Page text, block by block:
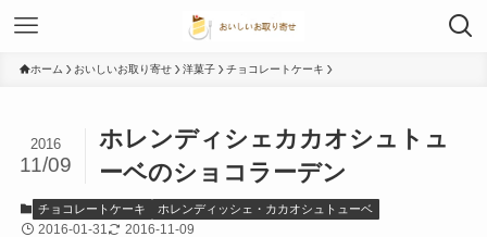
ホーム おいしいお取り寄せ 洋菓子 チョコレートケーキ
ホレンディシェカカオシュトュ
ーベのショコラーデン
2016
11/09
チョコレートケーキ ホレンディッシェ・カカオシュトューベ
2016-01-31 2016-11-09